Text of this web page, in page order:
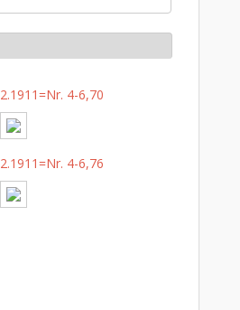
2.1911=Nr. 4-6,70
2.1911=Nr. 4-6,76